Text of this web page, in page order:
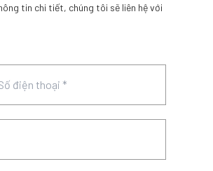
tin chi tiết, chúng tôi sẽ liên hệ với